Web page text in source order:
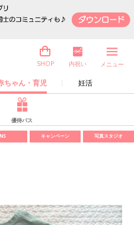
ちゃん・育児 妊活
SHOP 内祝い メニュー
優待パス
キャンペーン 写真スタジオ